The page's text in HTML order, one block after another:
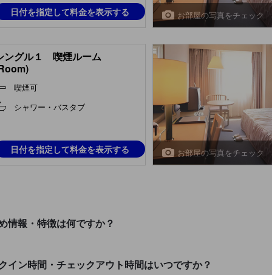
日付を指定して料金を表示する お部屋の写真をチェック
ングル１ 喫煙ルーム
喫煙可
シャワー・バスタブ
日付を指定して料金を表示する お部屋の写真をチェック
情報・特徴は何ですか？
イン時間・チェックアウト時間はいつですか？